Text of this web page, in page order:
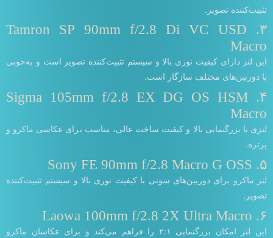
تثبیت‌کننده تصویر.
۳. Tamron SP 90mm f/2.8 Di VC USD
Macro
این لنز دارای کیفیت نوری بالا و سیستم تثبیت‌کننده تصویر است و به‌خوبی
با دوربین‌های مختلف سازگار است.
۴. Sigma 105mm f/2.8 EX DG OS HSM
Macro
لنزی با بزرگنمایی بالا و کیفیت ساخت عالی، مناسب برای عکاسی ماکرو و
پرتره.
۵. Sony FE 90mm f/2.8 Macro G OSS
لنز ماکرو برای دوربین‌های سونی با کیفیت نوری بالا و سیستم تثبیت‌کننده
تصویر.
۶. Laowa 100mm f/2.8 2X Ultra Macro
این لنز امکان بزرگنمایی ۲:۱ را فراهم می‌کند و برای عکاسان ماکرو